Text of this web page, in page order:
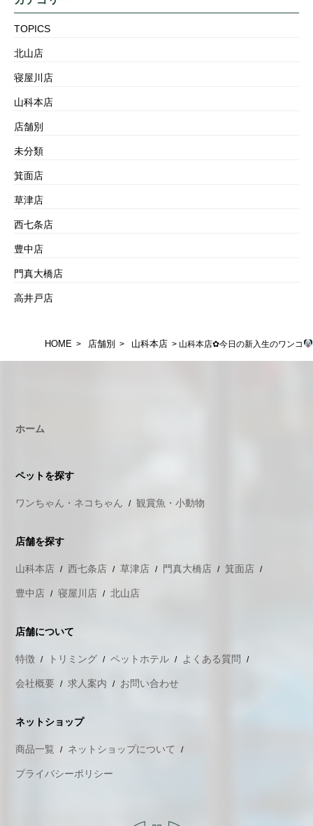
TOPICS
北山店
寝屋川店
山科本店
店舗別
未分類
箕面店
草津店
西七条店
豊中店
門真大橋店
高井戸店
HOME > 店舗別 > 山科本店 > 山科本店✿今日の新入生のワンコ
ホーム
ペットを探す
ワンちゃん・ネコちゃん 観賞魚・小動物
店舗を探す
山科本店 西七条店 草津店 門真大橋店 箕面店
豊中店 寝屋川店 北山店
店舗について
特徴 トリミング ペットホテル よくある質問
会社概要 求人案内 お問い合わせ
ネットショップ
商品一覧 ネットショップについて
プライバシーポリシー